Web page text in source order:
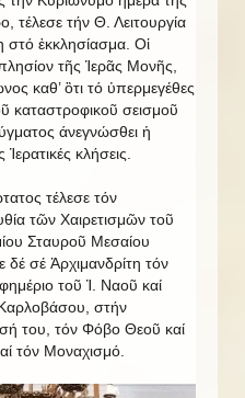
τέλεσε τήν Θ. Λειτουργία
στό ἐκκλησίασμα. Οἱ
τῆς Ἱερᾶς Μονῆς,
καθ’ ὃτι τό ὐπερμεγέθες
καταστροφικοῦ σεισμοῦ
άνεγνώσθει ἡ
κλήσεις.
τέλεσε τόν
τῶν Χαιρετισμῶν τοῦ
Σταυροῦ Μεσαίου
σέ Ἀρχιμανδρίτη τόν
τοῦ Ἱ. Ναοῦ καί
στήν
του, τόν Φόβο Θεοῦ καί
τόν Μοναχισμό.